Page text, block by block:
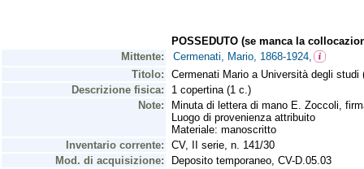
POSSEDUTO (se manca la
Mittente:
Cermenati, Mario, 1868-1924,
Titolo:
Cermenati Mario a Università degli
Descrizione fisica:
1 copertina (1 c.)
Note:
Minuta di lettera di mano E. Zoccoli,
Luogo di provenienza attribuito
Materiale: manoscritto
Inventario corrente:
CV, II serie, n. 141/30
Mod. di acquisizione:
Deposito temporaneo, CV-D.05.03